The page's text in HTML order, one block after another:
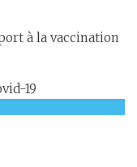
à la vaccination
19